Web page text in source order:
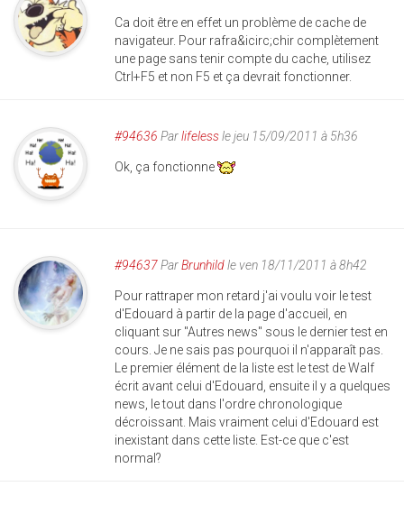
Ca doit être en effet un problème de cache de
navigateur. Pour rafra&icirc;chir complètement
une page sans tenir compte du cache, utilisez
Ctrl+F5 et non F5 et ça devrait fonctionner.
#94636 Parlifelessle jeu 15/09/2011 à 5h36
Ok, ça fonctionne
#94637ParBrunhildle ven 18/11/2011 à 8h42
Pour rattraper mon retard j'ai voulu voir le test
d'Edouard à partir de la page d'accueil, en
cliquant sur "Autres news" sous le dernier test en
cours. Je ne sais pas pourquoi il n'apparaît pas.
Le premier élément de la liste est le test de Walf
écrit avant celui d'Edouard, ensuite il y a quelques
news, le tout dans l'ordre chronologique
décroissant. Mais vraiment celui d'Edouard est
inexistant dans cette liste. Est-ce que c'est
normal?